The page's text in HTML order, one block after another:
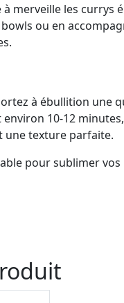
merveille les currys
ou en
à ébullition une
10-12
une texture parfaite.
pour sublimer